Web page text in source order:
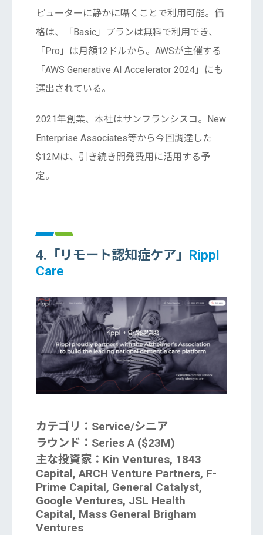
ピューターに静かに囁くことで利用可能。価
格は、「Basic」プランは無料で利用でき、
「Pro」は月額12ドルから。AWSが主催する
「AWS Generative AI Accelerator 2024」にも
選出されている。
2021年創業、本社はサンフランシスコ。New
Enterprise Associates等から今回調達した
$12Mは、引き続き開発費用に活用する予
定。
4.「リモート認知症ケア」 Rippl
Care
カテゴリ：Service/シニア
ラウンド：Series A ($23M)
主な投資家：Kin Ventures, 1843
Capital, ARCH Venture Partners, F-
Prime Capital, General Catalyst,
Google Ventures, JSL Health
Capital, Mass General Brigham
Ventures